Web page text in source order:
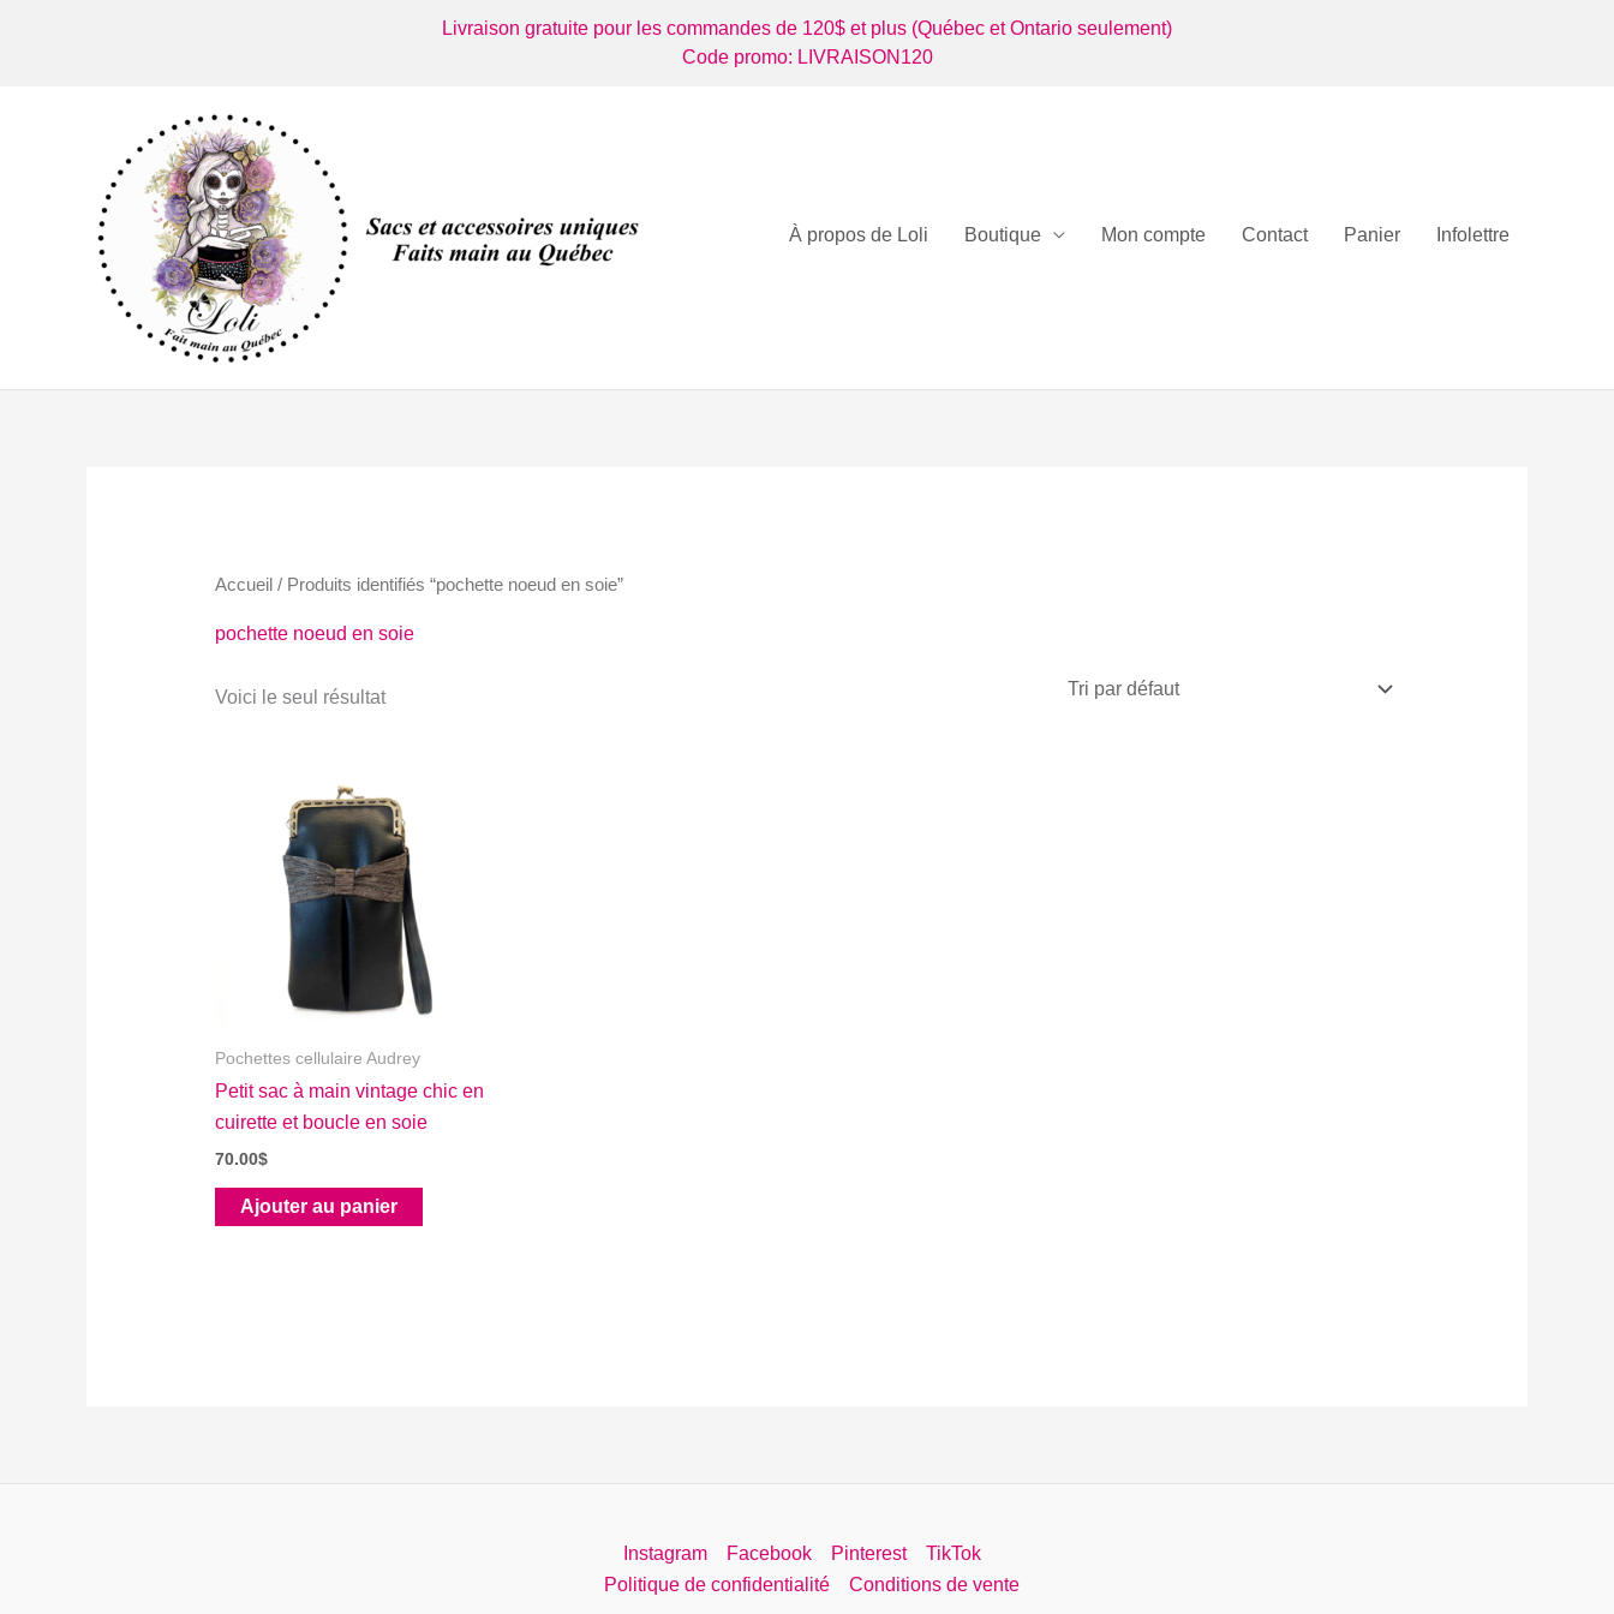
Livraison gratuite pour les commandes de 120$ et plus (Québec et Ontario seulement)
Code promo: LIVRAISON120
À propos de Loli Boutique Mon compte Contact Panier Infolettre
Accueil / Produits identifiés “pochette noeud en soie”
pochette noeud en soie
Voici le seul résultat
Pochettes cellulaire Audrey
Petit sac à main vintage chic en
cuirette et boucle en soie
70.00$
Ajouter au panier
Instagram Facebook Pinterest
TikTok
Politique de confidentialité
Conditions de vente